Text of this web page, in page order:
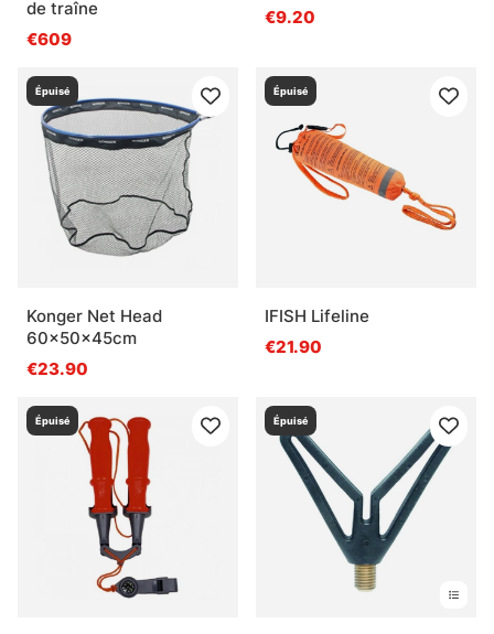
de traîne
€609
€9.20
Épuisé
Konger Net Head
60x50x45cm
€23.90
Épuisé
IFISH Lifeline
€21.90
Épuisé Épuisé